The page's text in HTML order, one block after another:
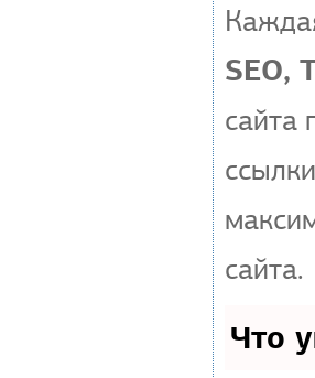
SEO,
сайта
сайта.
Что